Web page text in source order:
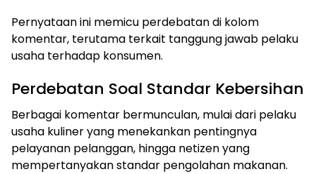
Pernyataan ini memicu perdebatan di kolom
komentar, terutama terkait tanggung jawab pelaku
usaha terhadap konsumen.
Perdebatan Soal Standar Kebersihan
Berbagai komentar bermunculan, mulai dari pelaku
usaha kuliner yang menekankan pentingnya
pelayanan pelanggan, hingga netizen yang
mempertanyakan standar pengolahan makanan.